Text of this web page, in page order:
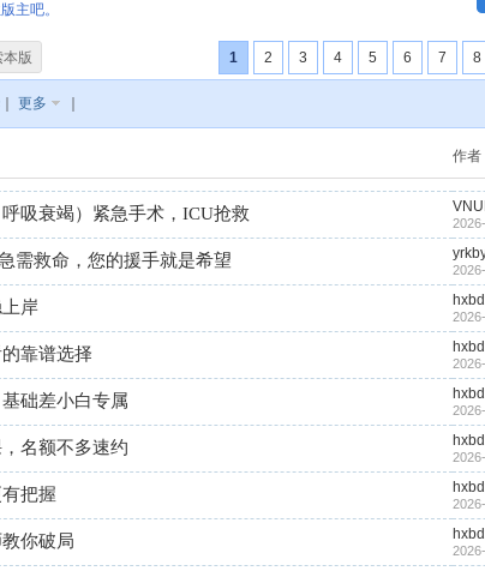
主吧。
本版 1 2 3 4 5 6 7 8
更多
作者
吸衰竭）紧急手术，ICU抢救
需救命，您的援手就是希望
岸
靠谱选择
础差小白专属
名额不多速约
把握
你破局